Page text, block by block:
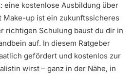
eine kostenlose Ausbildung über
Make-up ist ein zukunftssicheres
richtigen Schulung baust du dir in
auf. In diesem Ratgeber
gefördert und kostenlos zur
wirst – ganz in der Nähe, in